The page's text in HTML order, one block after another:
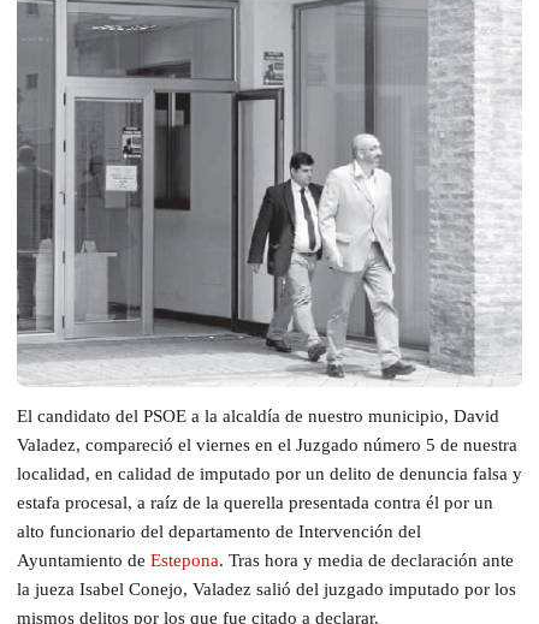
El candidato del PSOE a la alcaldía de nuestro municipio, David
Valadez, compareció el viernes en el Juzgado número 5 de nuestra
localidad, en calidad de imputado por un delito de denuncia falsa y
estafa procesal, a raíz de la querella presentada contra él por un
alto funcionario del departamento de Intervención del
Ayuntamiento de Estepona. Tras hora y media de declaración ante
la jueza Isabel Conejo, Valadez salió del juzgado imputado por los
mismos delitos por los que fue citado a declarar.